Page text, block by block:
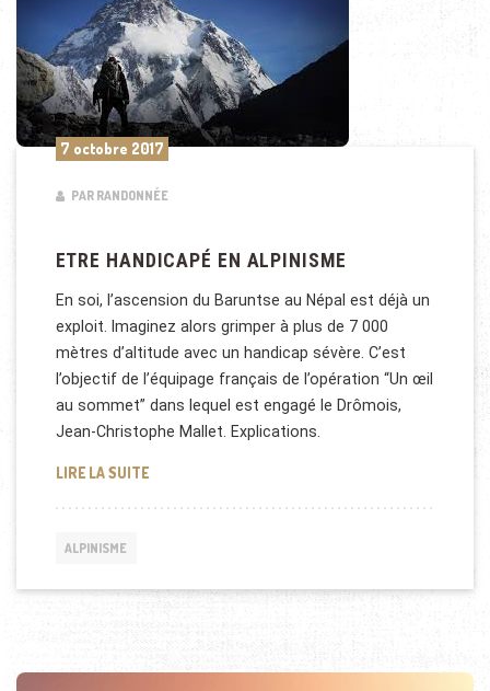
7 octobre 2017
PAR RANDONNÉE
ETRE HANDICAPÉ EN ALPINISME
En soi, l’ascension du Baruntse au Népal est déjà un
exploit. Imaginez alors grimper à plus de 7 000
mètres d’altitude avec un handicap sévère. C’est
l’objectif de l’équipage français de l’opération “Un œil
au sommet” dans lequel est engagé le Drômois,
Jean-Christophe Mallet. Explications.
LIRE LA SUITEETRE HANDICAPÉ EN ALPINISME
ALPINISME